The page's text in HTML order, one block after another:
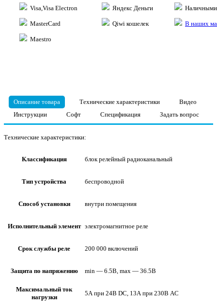
Visa,Visa Electron
MasterCard
Maestro
Яндекс Деньги
Qiwi кошелек В наших
Описание товара Технические характеристики
Видео
Инструкции
Софт Спецификация Задать вопрос
Технические характеристики:
Классификация блок релейный радиоканальный
Тип устройства беспроводной
Способ установки внутри помещения
Исполнительный элемент электромагнитное реле
Срок службы реле 200 000 включений
Защита по напряжению min — 6.5В, max — 36.5В
Максимальный ток
нагрузки
5А при 24В DC, 13А при 230В AC